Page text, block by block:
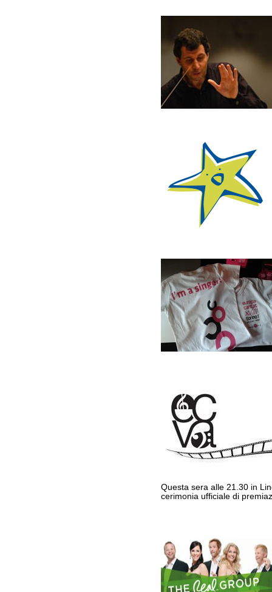
Questa sera alle 21.30 in
cerimonia ufficiale di